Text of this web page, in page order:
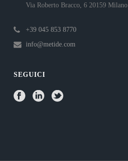
Via Roberto Bracco, 6 20159 Milano
+39 045 853 8770
info@metide.com
SEGUICI